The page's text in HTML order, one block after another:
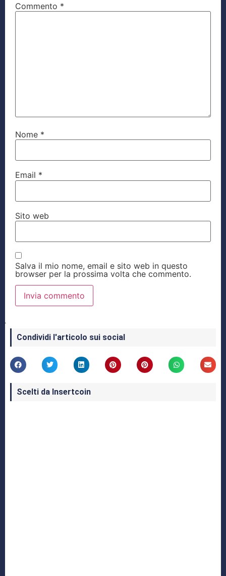
Commento *
Nome *
Email *
Sito web
Salva il mio nome, email e sito web in questo
browser per la prossima volta che commento.
Condividi l'articolo sui social
Scelti da Insertcoin